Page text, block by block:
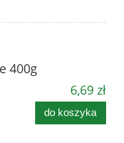
400g
6,69 zł
do koszyka